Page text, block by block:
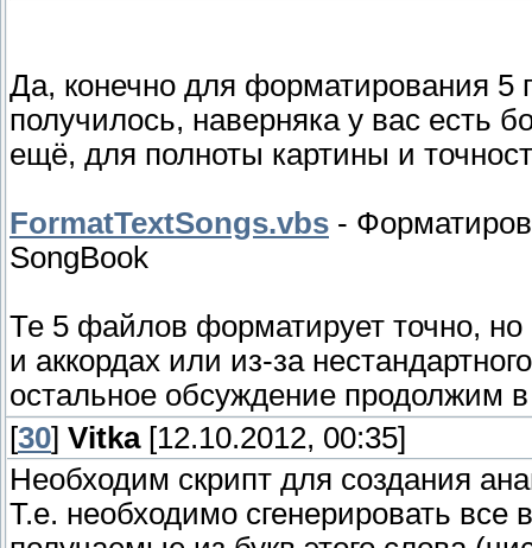
Да, конечно для форматирования 5
получилось, наверняка у вас есть
ещё, для полноты картины и
FormatTextSongs.vbs -
SongBook
Те 5 файлов форматирует точно,
и аккордах или из-за
остальное обсуждение продолжим
[30] Vitka[12.10.2012, 00:35]
Необходим скрипт для создания
Т.е. необходимо сгенерировать